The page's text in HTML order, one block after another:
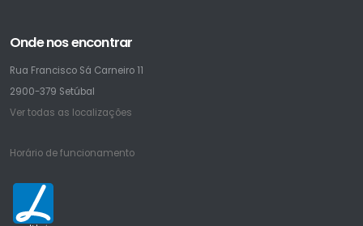
Onde nos encontrar
Rua Francisco Sá Carneiro 11
2900-379 Setúbal
Ver todas as localizações
Horário de funcionamento